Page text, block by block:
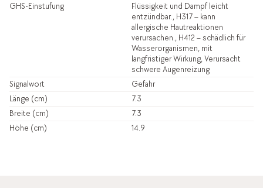
GHS-Einstufung
Flüssigkeit und Dampf leicht
entzündbar., H317 – kann
allergische Hautreaktionen
verursachen., H412 – schädlich für
Wasserorganismen, mit
langfristiger Wirkung, Verursacht
schwere Augenreizung
Signalwort
Gefahr
Länge (cm)
7.3
Breite (cm)
7.3
Höhe (cm)
14.9